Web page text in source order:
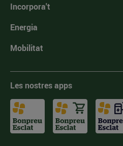
Incorpora't
Energia
Mobilitat
Les nostres apps